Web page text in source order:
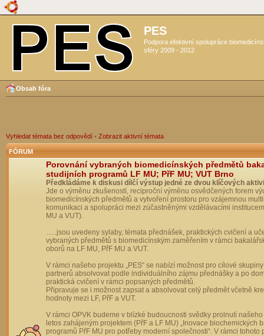
PES
Podpora efektivní spolupráce
sféry 2009 - 2012
Obsah fóra
Vyhledat témata bez odpovědí • Zobrazit aktivní témata
FÓRUM
Porovnání vybraných biomedicínských předmětů
studijních programů LF MU; PřF MU; VUT Brno
Předkládáme k diskusi dílčí výstup jedné ze dvou klíčových
Jde o výměnu zkušeností, reciproční výměnu osvědčených forem
biomedicínských předmětů a vytvoření prostoru pro vzájemnou
komunikaci a spolupráci mezi zúčastněnými vzdělávacími
MU a VUT).
…..jsou uvedeny sylaby, témata přednášek, praktických cvičení a
vybraných předmětů s biomedicínským zaměřením v rámci
oborů na LF MU, PřF MU a VUT.
V rámci našeho projektu „PES“ se nabízí možnost pro cílové
partnerů absolvovat podle individuálního zájmu přednášky a po
praktická cvičení v rámci popsaných předmětů.
Připravuje se i možnost zapsat a absolvovat celý předmět včetně
hodnoty mezi LF, PřF a VUT.
V rámci OPVK budeme v blízké budoucnosti svědky prolnutí
letos zahájeným projektem (PřF a LF MU) „Inovace biochemických
programů PřF MU pro potřeby moderní společnosti“. V rámci tohoto